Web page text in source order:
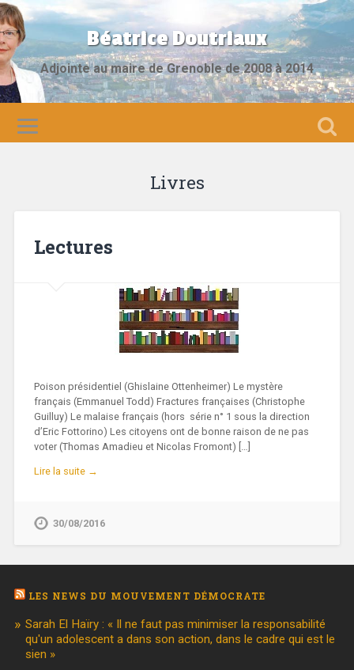
Béatrice Doutriaux
Adjointe au maire de Grenoble de 2008 à 2014
Livres
Lectures
Poison présidentiel (Ghislaine Ottenheimer) Le mystère
français (Emmanuel Todd) Fractures françaises (Christophe
Guilluy) Le malaise français (hors série n° 1 sous la direction
d’Eric Fottorino) Les citoyens ont de bonne raison de ne pas
voter (Thomas Amadieu et Nicolas Fromont) […]
Lire la suite →
30/08/2016
LES NEWS DU MOUVEMENT DÉMOCRATE
Sarah El Haïry : « Il ne faut pas minimiser la responsabilité
qu'un adolescent a dans son action, dans le cadre qui est le
sien »